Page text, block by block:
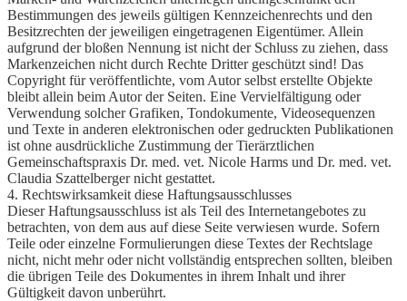
Bestimmungen des jeweils gültigen Kennzeichenrechts und den
Besitzrechten der jeweiligen eingetragenen Eigentümer. Allein
aufgrund der bloßen Nennung ist nicht der Schluss zu ziehen, dass
Markenzeichen nicht durch Rechte Dritter geschützt sind! Das
Copyright für veröffentlichte, vom Autor selbst erstellte Objekte
bleibt allein beim Autor der Seiten. Eine Vervielfältigung oder
Verwendung solcher Grafiken, Tondokumente, Videosequenzen
und Texte in anderen elektronischen oder gedruckten Publikationen
ist ohne ausdrückliche Zustimmung derTierärztlichen
Gemeinschaftspraxis Dr. med. vet. Nicole Harms und Dr. med. vet.
Claudia Szattelberger nicht gestattet.
4. Rechtswirksamkeit diese Haftungsausschlusses
Dieser Haftungsausschluss ist als Teil des Internetangebotes zu
betrachten, von dem aus auf diese Seite verwiesen wurde. Sofern
Teile oder einzelne Formulierungen diese Textes der Rechtslage
nicht, nicht mehr oder nicht vollständig entsprechen sollten, bleiben
die übrigen Teile des Dokumentes in ihrem Inhalt und ihrer
Gültigkeit davon unberührt.